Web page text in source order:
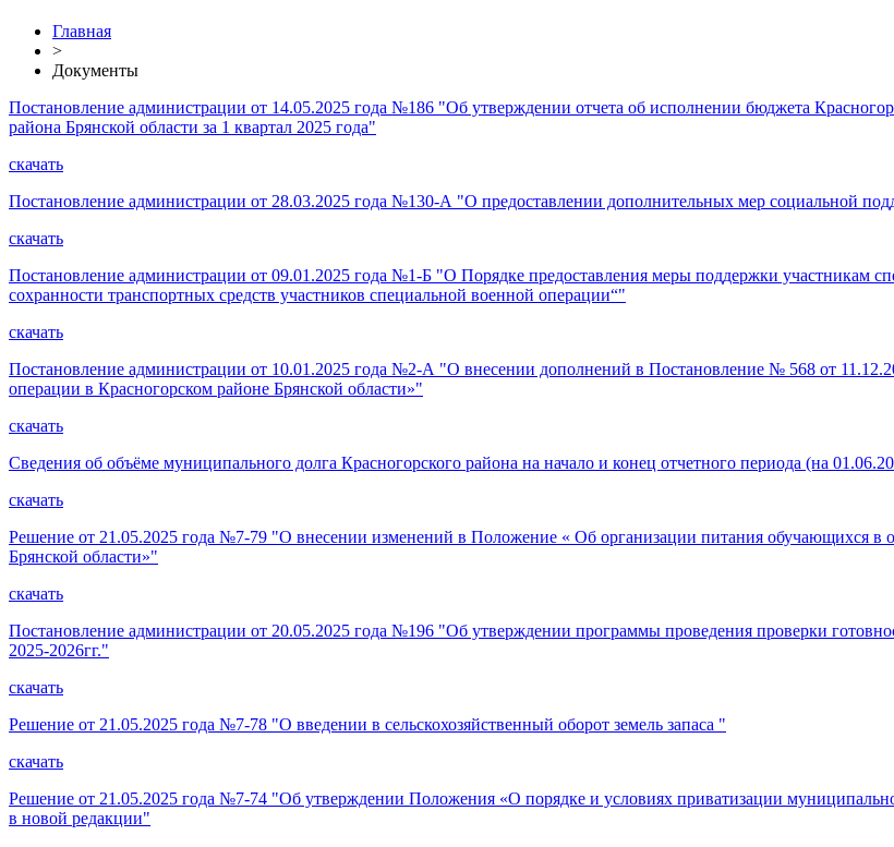
Главная
>
Документы
Постановление администрации от 14.05.2025 года №186 "Об утверждении отчета об исполнении бюджета
района Брянской области за 1 квартал 2025 года"
скачать
Постановление администрации от 28.03.2025 года №130-А "О предоставлении дополнительных мер социальной
скачать
Постановление администрации от 09.01.2025 года №1-Б "О Порядке предоставления меры поддержки участникам
сохранности транспортных средств участников специальной военной операции“"
скачать
Постановление администрации от 10.01.2025 года №2-А "О внесении дополнений в Постановление № 568 от
операции в Красногорском районе Брянской области»"
скачать
Сведения об объёме муниципального долга Красногорского района на начало и конец отчетного периода (на
скачать
Решение от 21.05.2025 года №7-79 "О внесении изменений в Положение « Об организации питания обучающихся в
Брянской области»"
скачать
Постановление администрации от 20.05.2025 года №196 "Об утверждении программы проведения проверки
2025-2026гг."
скачать
Решение от 21.05.2025 года №7-78 "О введении в сельскохозяйственный оборот земель запаса "
скачать
Решение от 21.05.2025 года №7-74 "Об утверждении Положения «О порядке и условиях приватизации
в новой редакции"